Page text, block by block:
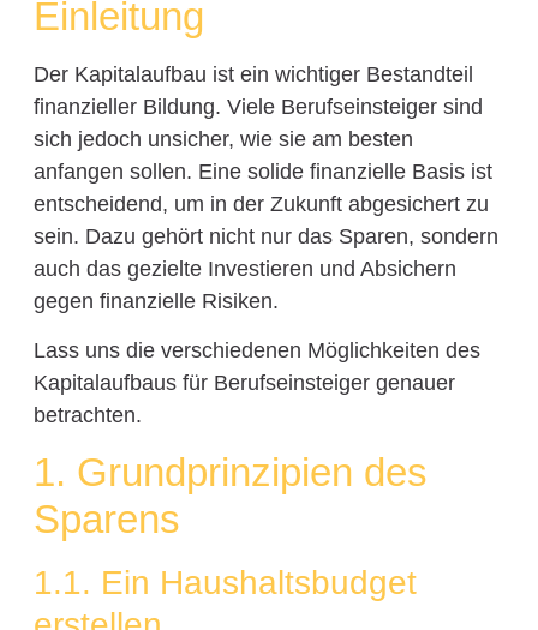
Einleitung
Der Kapitalaufbau ist ein wichtiger Bestandteil
finanzieller Bildung. Viele Berufseinsteiger sind
sich jedoch unsicher, wie sie am besten
anfangen sollen. Eine solide finanzielle Basis ist
entscheidend, um in der Zukunft abgesichert zu
sein. Dazu gehört nicht nur das Sparen, sondern
auch das gezielte Investieren und Absichern
gegen finanzielle Risiken.
Lass uns die verschiedenen Möglichkeiten des
Kapitalaufbaus für Berufseinsteiger genauer
betrachten.
1. Grundprinzipien des
Sparens
1.1. Ein Haushaltsbudget